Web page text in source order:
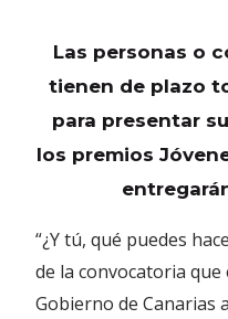
Las personas o
tienen de plazo
para presentar
los premios
“¿Y tú, qué puedes
de la convocatoria que
Gobierno de Canarias